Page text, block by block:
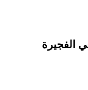
الفجيرة